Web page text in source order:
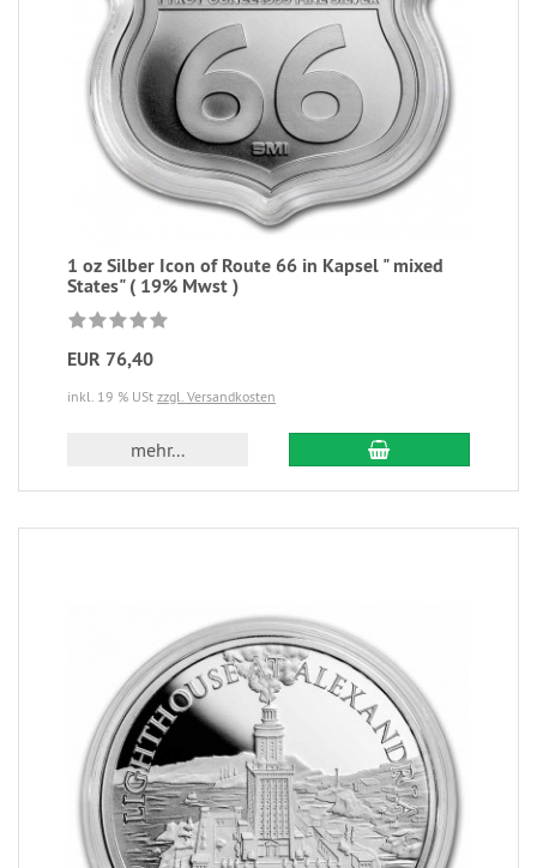
1 oz Silber Icon of Route 66 in Kapsel " mixed
States" ( 19% Mwst )
EUR 76,40
inkl. 19 % USt zzgl. Versandkosten
mehr...